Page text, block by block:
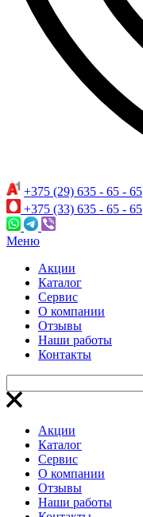
+375 (29) 635 - 65 - 65
+375 (33) 635 - 65 - 65
Меню
Акции
Каталог
Сервис
О компании
Отзывы
Наши работы
Контакты
Акции
Каталог
Сервис
О компании
Отзывы
Наши работы